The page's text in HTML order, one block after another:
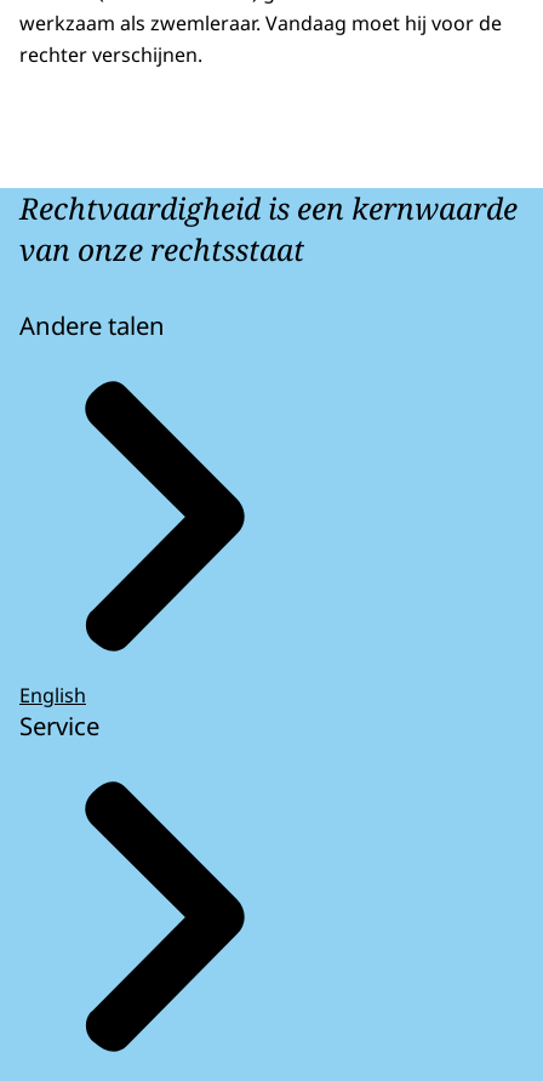
werkzaam als zwemleraar. Vandaag moet hij voor de
rechter verschijnen.
Rechtvaardigheid is een kernwaarde
van onze rechtsstaat
Andere talen
English
Service